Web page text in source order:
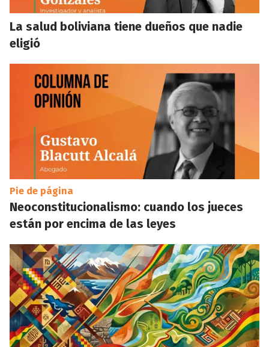
La salud boliviana tiene dueños que nadie
eligió
Pie de página
Neoconstitucionalismo: cuando los jueces
están por encima de las leyes